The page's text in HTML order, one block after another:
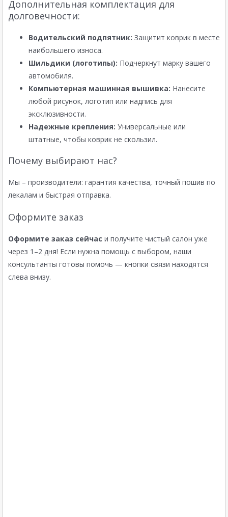
Дополнительная комплектация для
долговечности:
Водительский подпятник: Защитит коврик в месте
наибольшего износа.
Шильдики (логотипы): Подчеркнут марку вашего
автомобиля.
Компьютерная машинная вышивка: Нанесите
любой рисунок, логотип или надпись для
эксклюзивности.
Надежные крепления: Универсальные или
штатные, чтобы коврик не скользил.
Почему выбирают нас?
Мы – производители: гарантия качества, точный пошив по
лекалам и быстрая отправка.
Оформите заказ
Оформите заказ сейчас и получите чистый салон уже
через 1–2 дня! Если нужна помощь с выбором, наши
консультанты готовы помочь — кнопки связи находятся
слева внизу.